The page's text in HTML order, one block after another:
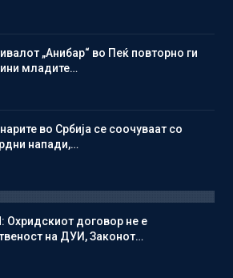
„Анибар“ во Пеќ повторно ги
младите…
во Србија се соочуваат со
напади,…
Охридскиот договор не е
на ДУИ, Законот…